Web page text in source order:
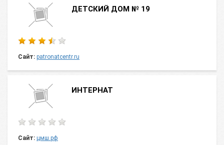
ДЕТСКИЙ ДОМ № 19
Сайт: patronatcentr.ru
ИНТЕРНАТ
Сайт: цмш.рф